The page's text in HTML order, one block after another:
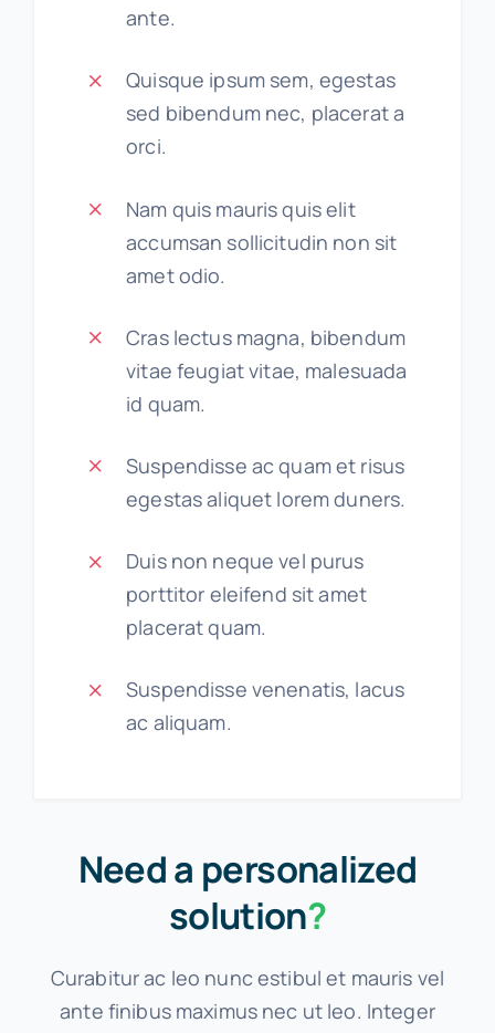
ante.
Quisque ipsum sem, egestas
sed bibendum nec, placerat a
orci.
Nam quis mauris quis elit
accumsan sollicitudin non sit
amet odio.
Cras lectus magna, bibendum
vitae feugiat vitae, malesuada
id quam.
Suspendisse ac quam et risus
egestas aliquet lorem duners.
Duis non neque vel purus
porttitor eleifend sit amet
placerat quam.
Suspendisse venenatis, lacus
ac aliquam.
Need a personalized
solution?
Curabitur ac leo nunc estibul et mauris vel
ante finibus maximus nec ut leo. Integer